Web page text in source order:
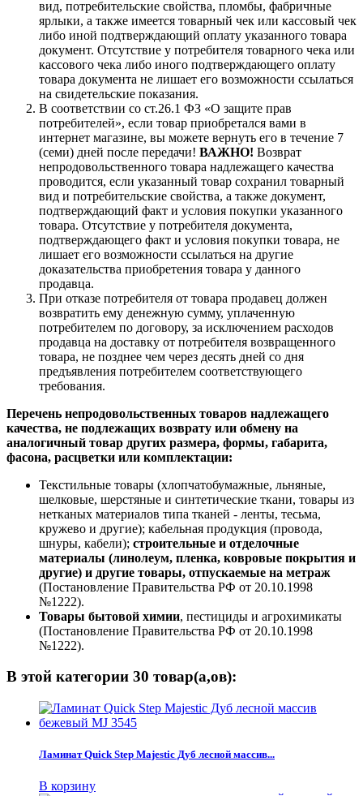
вид, потребительские свойства, пломбы, фабричные
ярлыки, а также имеется товарный чек или кассовый чек
либо иной подтверждающий оплату указанного товара
документ. Отсутствие у потребителя товарного чека или
кассового чека либо иного подтверждающего оплату
товара документа не лишает его возможности ссылаться
на свидетельские показания.
В соответствии со ст.26.1 ФЗ «О защите прав
потребителей», если товар приобретался вами в
интернет магазине, вы можете вернуть его в течение 7
(семи) дней после передачи! ВАЖНО! Возврат
непродовольственного товара надлежащего качества
проводится, если указанный товар сохранил товарный
вид и потребительские свойства, а также документ,
подтверждающий факт и условия покупки указанного
товара. Отсутствие у потребителя документа,
подтверждающего факт и условия покупки товара, не
лишает его возможности ссылаться на другие
доказательства приобретения товара у данного
продавца.
При отказе потребителя от товара продавец должен
возвратить ему денежную сумму, уплаченную
потребителем по договору, за исключением расходов
продавца на доставку от потребителя возвращенного
товара, не позднее чем через десять дней со дня
предъявления потребителем соответствующего
требования.
Перечень непродовольственных товаров надлежащего
качества, не подлежащих возврату или обмену на
аналогичный товар других размера, формы, габарита,
фасона, расцветки или комплектации:
Текстильные товары (хлопчатобумажные, льняные,
шелковые, шерстяные и синтетические ткани, товары из
нетканых материалов типа тканей - ленты, тесьма,
кружево и другие); кабельная продукция (провода,
шнуры, кабели); строительные и отделочные
материалы (линолеум, пленка, ковровые покрытия и
другие) и другие товары, отпускаемые на метраж
(Постановление Правительства РФ от 20.10.1998
№1222).
Товары бытовой химии, пестициды и агрохимикаты
(Постановление Правительства РФ от 20.10.1998
№1222).
В этой категории 30 товар(а,ов):
Ламинат Quick Step Majestic Дуб лесной массив...
В корзину